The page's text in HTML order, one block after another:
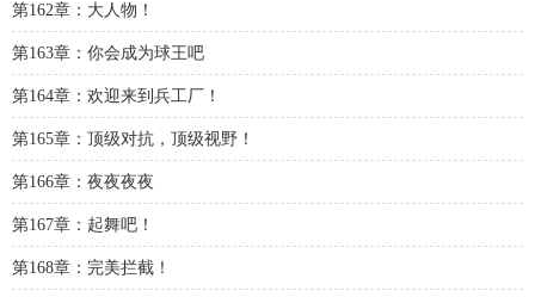
第162章：大人物！
第163章：你会成为球王吧
第164章：欢迎来到兵工厂！
第165章：顶级对抗，顶级视野！
第166章：夜夜夜夜
第167章：起舞吧！
第168章：完美拦截！